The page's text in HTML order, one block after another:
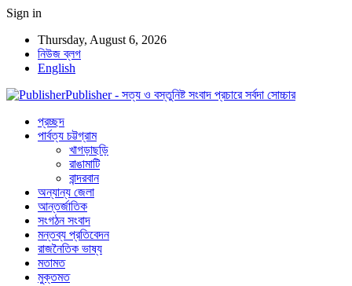
Sign in
Thursday, August 6, 2026
নিউজ ব্লগ
English
Publisher - সত্য ও বস্তুনিষ্ট সংবাদ প্রচারে সর্বদা সোচ্চার
প্রচ্ছদ
পার্বত্য চট্টগ্রাম
খাগড়াছড়ি
রাঙামাটি
বান্দরবান
অন্যান্য জেলা
আন্তর্জাতিক
সংগঠন সংবাদ
মন্তব্য প্রতিবেদন
রাজনৈতিক ভাষ্য
মতামত
মুক্তমত